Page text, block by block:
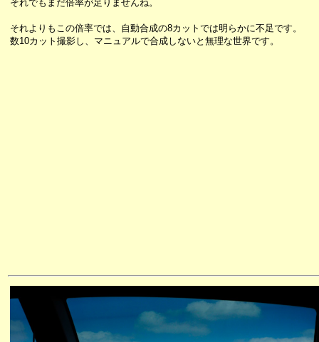
それでもまだ倍率が足りませんね。
それよりもこの倍率では、自動合成の8カットでは明らかに不足です。
数10カット撮影し、マニュアルで合成しないと無理な世界です。